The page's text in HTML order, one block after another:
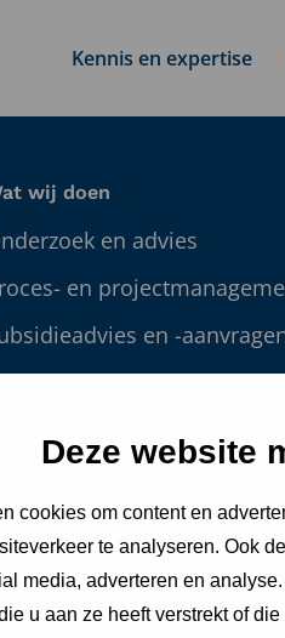
Deze website
cookies om content en
te analyseren. Ook
media, adverteren en
u aan ze heeft verstrekt of
Kennis en expertise
wij doen
en advies
en
en -
en
Detachering
en GIS